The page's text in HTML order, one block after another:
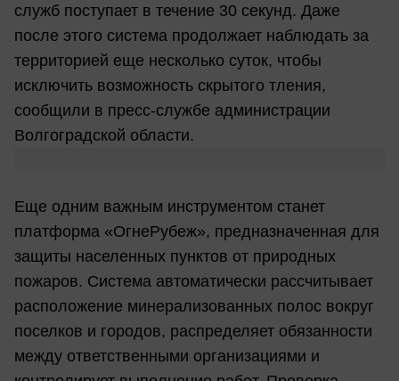
служб поступает в течение 30 секунд. Даже
после этого система продолжает наблюдать за
территорией еще несколько суток, чтобы
исключить возможность скрытого тления,
сообщили в пресс-службе администрации
Волгоградской области.
Еще одним важным инструментом станет
платформа «ОгнеРубеж», предназначенная для
защиты населенных пунктов от природных
пожаров. Система автоматически рассчитывает
расположение минерализованных полос вокруг
поселков и городов, распределяет обязанности
между ответственными организациями и